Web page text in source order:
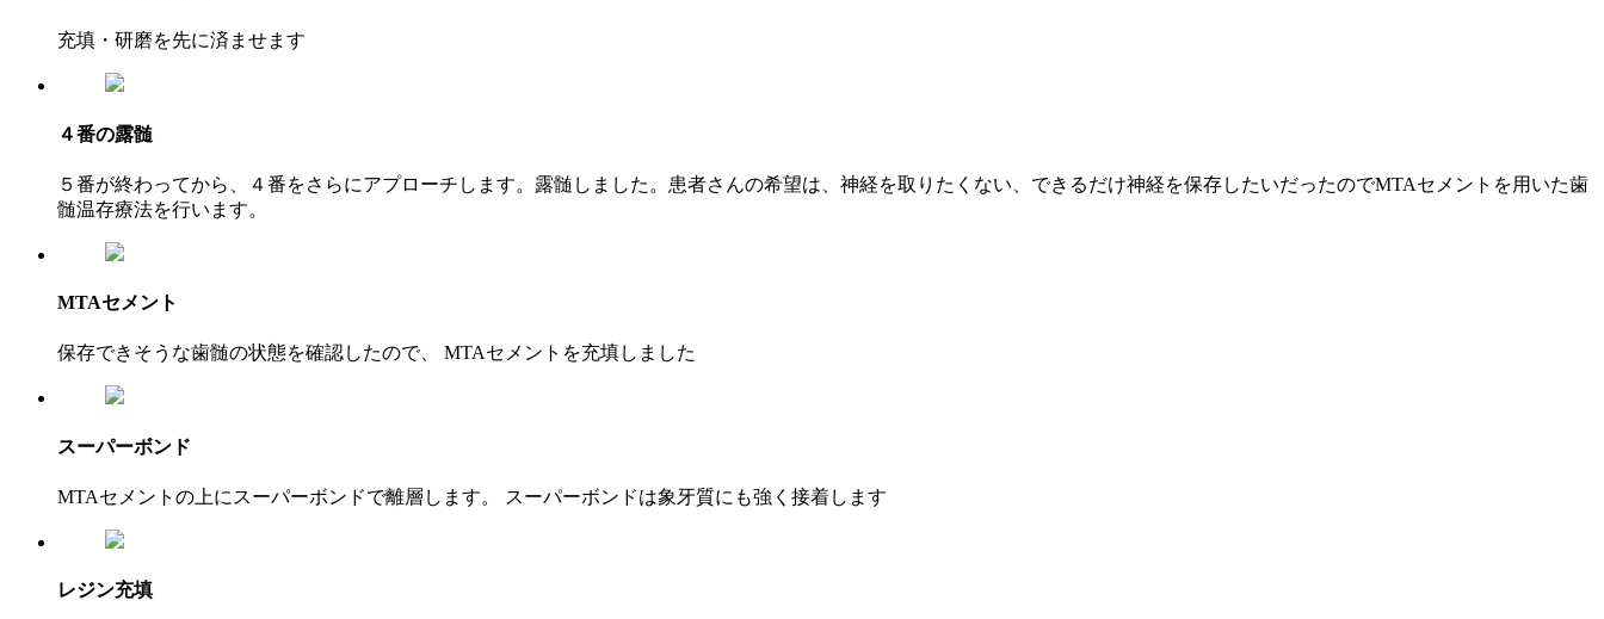
充填・研磨を先に済ませます
４番の露髄
５番が終わってから、４番をさらにアプローチします。露髄しました。患者さんの希望は、神経を取りたくない、できるだけ神経を保存したいだったのでMTAセメントを用いた歯
髄温存療法を行います。
MTAセメント
保存できそうな歯髄の状態を確認したので、 MTAセメントを充填しました
スーパーボンド
MTAセメントの上にスーパーボンドで離層します。 スーパーボンドは象牙質にも強く接着します
レジン充填